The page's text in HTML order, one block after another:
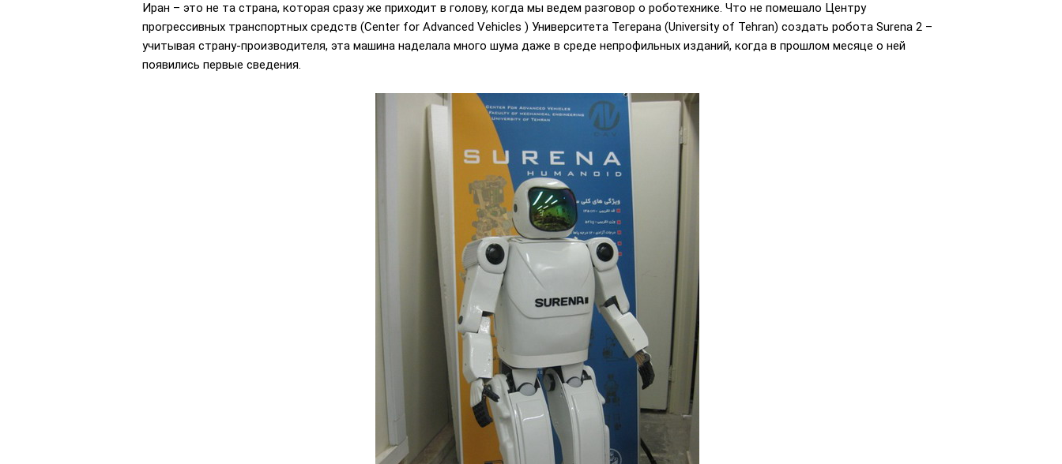
Иран – это не та страна, которая сразу же приходит в голову, когда мы ведем разговор о роботехнике. Что не помешало Центру
прогрессивных транспортных средств (Center for Advanced Vehicles ) Университета Тегерана (University of Tehran) создать робота Surena 2 –
учитывая страну-производителя, эта машина наделала много шума даже в среде непрофильных изданий, когда в прошлом месяце о ней
появились первые сведения.